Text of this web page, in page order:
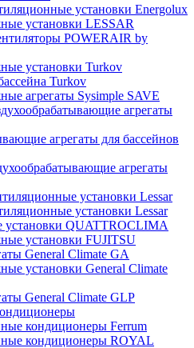
установки Energolux
установки LESSAR
POWERAIR by
установки Turkov
Turkov
агрегаты Sysimple SAVE
агрегаты
агрегаты для бассейнов
агрегаты
установки Lessar
установки Lessar
установки QUATTROCLIMA
установки FUJITSU
General Climate GA
установки General Climate
General Climate GLP
кондиционеры Ferrum
кондиционеры ROYAL